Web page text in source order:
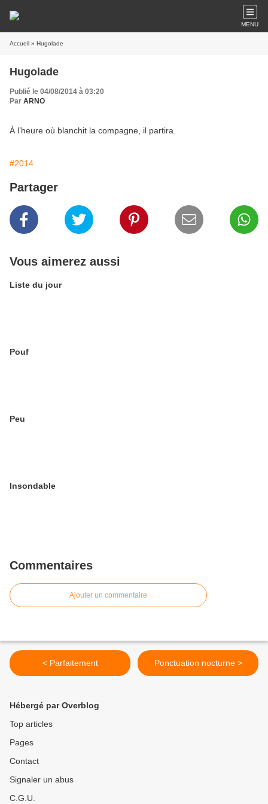
MENU
Accueil » Hugolade
Hugolade
Publié le 04/08/2014 à 03:20
Par ARNO
À l’heure où blanchit la compagne, il partira.
#2014
Partager
Vous aimerez aussi
Liste du jour
Pouf
Peu
Insondable
Commentaires
Ajouter un commentaire
< Parfaitement Ponctuation nocturne >
Hébergé par Overblog
Top articles
Pages
Contact
Signaler un abus
C.G.U.